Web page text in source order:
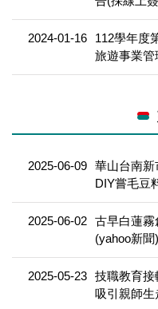
2024-01-16
112學年度
旅遊事業管
2025-06-09 華山台南新
DIY嘗毛豆
2025-06-02 古早白蓮霧
(yahoo新聞)
2025-05-23 技職教育
吸引親師生